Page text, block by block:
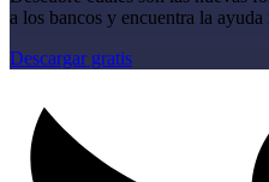
a los bancos y encuentra la
Descargar gratis